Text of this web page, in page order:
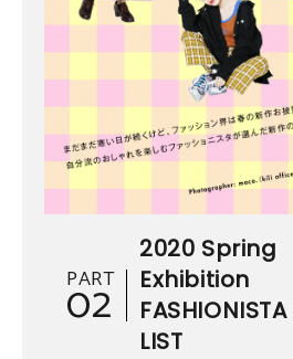
PART
02
2020 Spring
Exhibition
FASHIONISTA
LIST